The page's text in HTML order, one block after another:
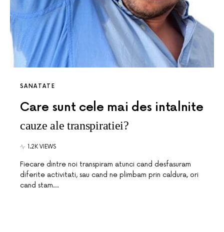
SANATATE
Care sunt cele mai des intalnite
cauze ale transpiratiei?
1.2K VIEWS
Fiecare dintre noi transpiram atunci cand desfasuram
diferite activitati, sau cand ne plimbam prin caldura, ori
cand stam…